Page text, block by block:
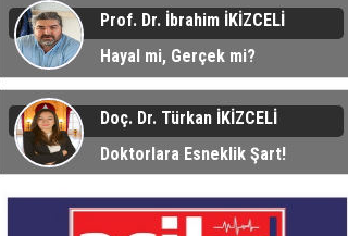
Prof. Dr. İbrahim İKİZCELİ
Hayal mi, Gerçek mi?
Doç. Dr. Türkan İKİZCELİ
Doktorlara Esneklik Şart!